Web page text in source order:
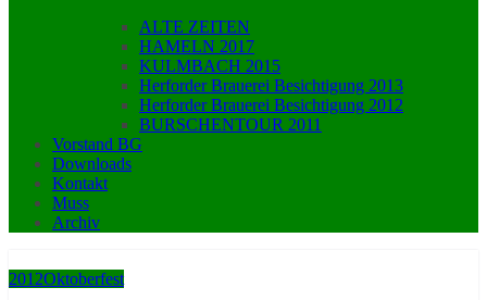
ALTE ZEITEN
HAMELN 2017
KULMBACH 2015
Herforder Brauerei Besichtigung 2013
Herforder Brauerei Besichtigung 2012
BURSCHENTOUR 2011
Vorstand BG
Downloads
Kontakt
Muss
Archiv
2012Oktoberfest